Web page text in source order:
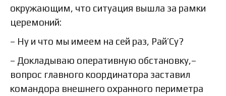
окружающим, что ситуация вышла за рамки
церемоний:
– Ну и что мы имеем на сей раз, Рай’Су?
– Докладываю оперативную обстановку,–
вопрос главного координатора заставил
командора внешнего охранного периметра